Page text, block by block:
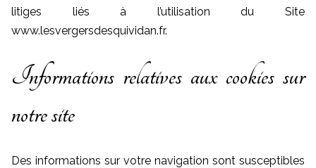
litiges liés à l’utilisation du Site
www.lesvergersdesquividan.fr.
Informations relatives aux cookies sur
notre site
Des informations sur votre navigation sont susceptibles